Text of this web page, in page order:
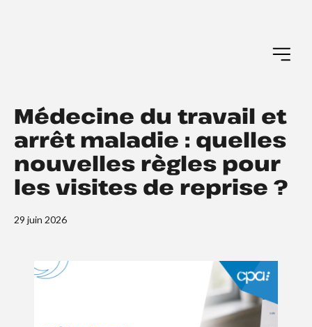
Médecine du travail et
arrêt maladie : quelles
nouvelles règles pour
les visites de reprise ?
29 juin 2026